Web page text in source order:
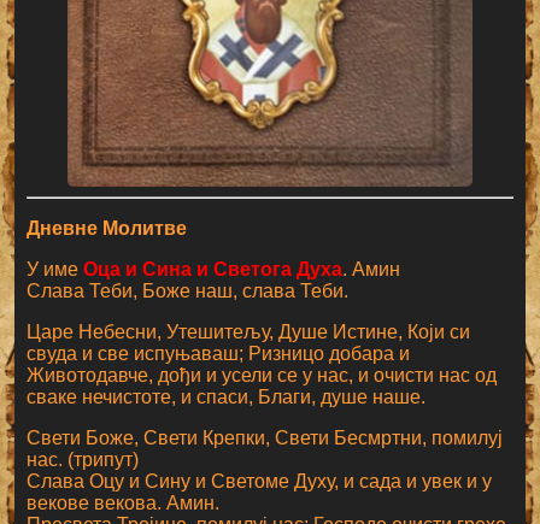
Дневне Молитве
У имеОца и Сина и Светога Духа. Амин
Слава Теби, Боже наш, слава Теби.
Царе Небесни, Утешитељу, Душе Истине, Који си
свуда и све испуњаваш; Ризницо добара и
Животодавче, дођи и усели се у нас, и очисти нас од
сваке нечистоте, и спаси, Благи, душе наше.
Свети Боже, Свети Крепки, Свети Бесмртни, помилуј
нас. (трипут)
Слава Оцу и Сину и Светоме Духу, и сада и увек и у
векове векова. Амин.